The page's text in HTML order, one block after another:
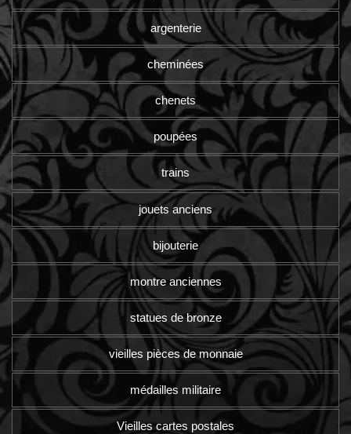
argenterie
cheminées
chenets
poupées
trains
jouets anciens
bijouterie
montre anciennes
statues de bronze
vieilles pièces de monnaie
médailles militaire
Vieilles cartes postales